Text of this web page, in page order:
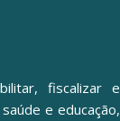
fiscalizar e
e educação,